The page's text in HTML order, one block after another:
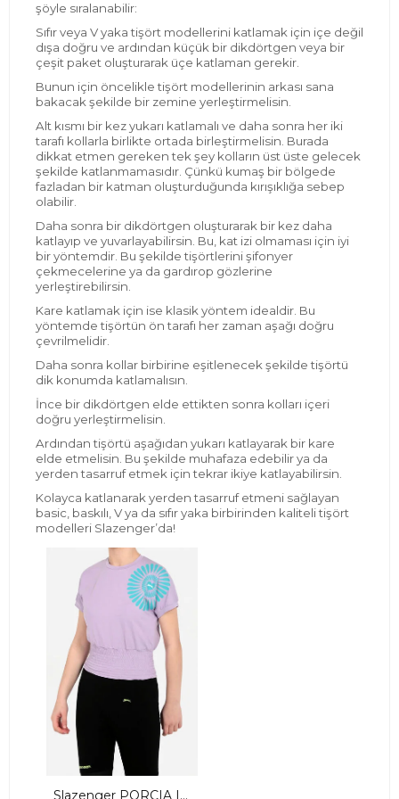
şöyle sıralanabilir:
Sıfır veya V yaka tişört modellerini katlamak için içe değil
dışa doğru ve ardından küçük bir dikdörtgen veya bir
çeşit paket oluşturarak üçe katlaman gerekir.
Bunun için öncelikle tişört modellerinin arkası sana
bakacak şekilde bir zemine yerleştirmelisin.
Alt kısmı bir kez yukarı katlamalı ve daha sonra her iki
tarafı kollarla birlikte ortada birleştirmelisin. Burada
dikkat etmen gereken tek şey kolların üst üste gelecek
şekilde katlanmamasıdır. Çünkü kumaş bir bölgede
fazladan bir katman oluşturduğunda kırışıklığa sebep
olabilir.
Daha sonra bir dikdörtgen oluşturarak bir kez daha
katlayıp ve yuvarlayabilirsin. Bu, kat izi olmaması için iyi
bir yöntemdir. Bu şekilde tişörtlerini şifonyer
çekmecelerine ya da gardırop gözlerine
yerleştirebilirsin.
Kare katlamak için ise klasik yöntem idealdir. Bu
yöntemde tişörtün ön tarafı her zaman aşağı doğru
çevrilmelidir.
Daha sonra kollar birbirine eşitlenecek şekilde tişörtü
dik konumda katlamalısın.
İnce bir dikdörtgen elde ettikten sonra kolları içeri
doğru yerleştirmelisin.
Ardından tişörtü aşağıdan yukarı katlayarak bir kare
elde etmelisin. Bu şekilde muhafaza edebilir ya da
yerden tasarruf etmek için tekrar ikiye katlayabilirsin.
Kolayca katlanarak yerden tasarruf etmeni sağlayan
basic, baskılı, V ya da sıfır yaka birbirinden kaliteli tişört
modelleri Slazenger’da!